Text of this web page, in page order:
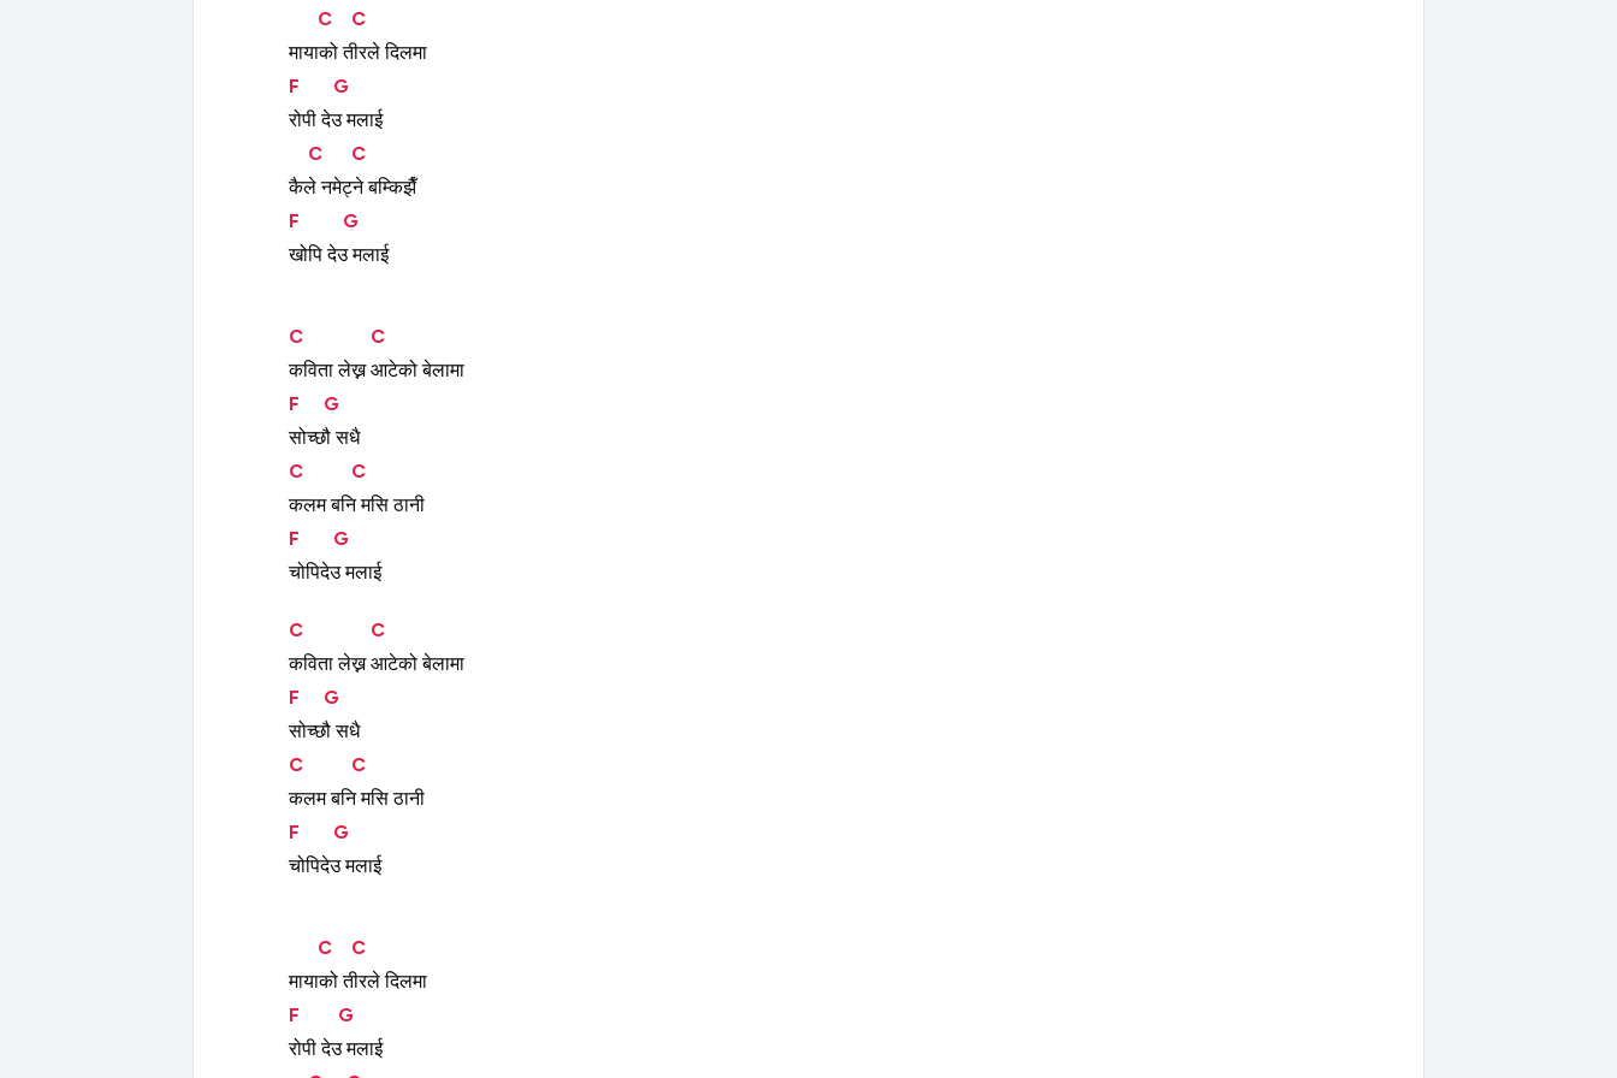
C
C
मायाको तीरले दिलमा
F
G
रोपी देउ मलाई
C
C
कैले नमेट्ने बम्किझैँ
F
G
खोपि देउ मलाई
C
C
कविता लेख्न आटेको बेलामा
F
G
सोच्छौ सधै
C
C
कलम बनि मसि ठानी
F
G
चोपिदेउ मलाई
C
C
कविता लेख्न आटेको बेलामा
F
G
सोच्छौ सधै
C
C
कलम बनि मसि ठानी
F
G
चोपिदेउ मलाई
C
C
मायाको तीरले दिलमा
F
G
रोपी देउ मलाई